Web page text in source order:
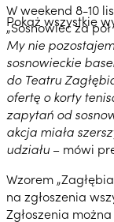
Pokaż wszystkie
W weekend 8-10
„Sosnowiec za
My nie
sosnowieckie
do Teatru
ofertę o korty
zapytań od
akcja miała
udziału – mówi
Wzorem
na zgłoszenia
Zgłoszenia